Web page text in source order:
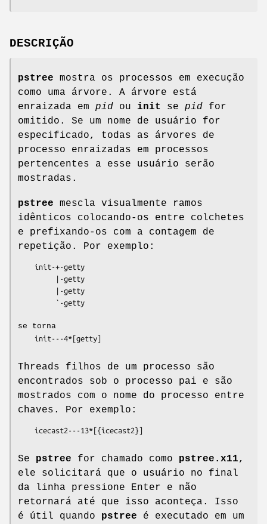
DESCRIÇÃO
pstree mostra os processos em execução
como uma árvore. A árvore está
enraizada em pid ou init se pid for
omitido. Se um nome de usuário for
especificado, todas as árvores de
processo enraizadas em processos
pertencentes a esse usuário serão
mostradas.
pstree mescla visualmente ramos
idênticos colocando-os entre colchetes
e prefixando-os com a contagem de
repetição. Por exemplo:
se torna
Threads filhos de um processo são
encontrados sob o processo pai e são
mostrados com o nome do processo entre
chaves. Por exemplo:
Se pstree for chamado como pstree.x11,
ele solicitará que o usuário no final
da linha pressione Enter e não
retornará até que isso aconteça. Isso
é útil quando pstree é executado em um